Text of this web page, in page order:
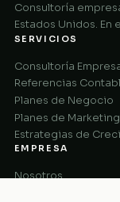
Consultoría
Estados Unidos. En
SERVICIOS
Consultoría
Referencias
Planes de Negocio
Planes de Marketing
Estrategias de
EMPRESA
Nosotros